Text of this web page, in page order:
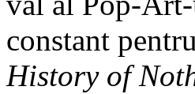
constant
History of